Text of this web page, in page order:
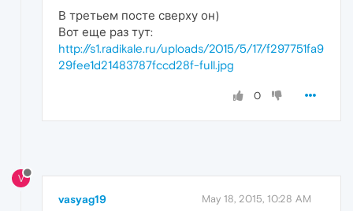
В третьем посте сверху он)
Вот еще раз тут:
http://s1.radikale.ru/uploads/2015/5/17/f297751fa9
29fee1d21483787fccd28f-full.jpg
0
V
vasyag19 May 18, 2015, 10:28 AM